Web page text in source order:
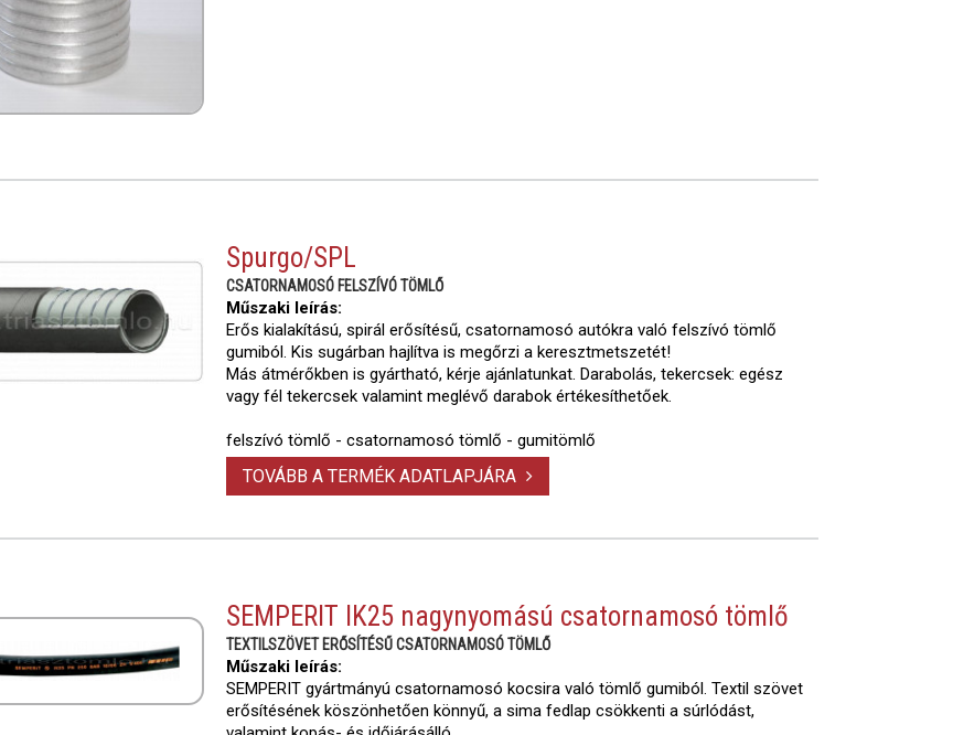
Spurgo/SPL
CSATORNAMOSÓ FELSZÍVÓ TÖMLŐ
Műszaki leírás:
Erős kialakítású, spirál erősítésű, csatornamosó autókra való felszívó tömlő
gumiból. Kis sugárban hajlítva is megőrzi a keresztmetszetét!
Más átmérőkben is gyártható, kérje ajánlatunkat. Darabolás, tekercsek: egész
vagy fél tekercsek valamint meglévő darabok értékesíthetőek.
felszívó tömlő - csatornamosó tömlő - gumitömlő
TOVÁBB A TERMÉK ADATLAPJÁRA
SEMPERIT IK25 nagynyomású csatornamosó tömlő
TEXTILSZÖVET ERŐSÍTÉSŰ CSATORNAMOSÓ TÖMLŐ
Műszaki leírás:
SEMPERIT gyártmányú csatornamosó kocsira való tömlő gumiból. Textil szövet
erősítésének köszönhetően könnyű, a sima fedlap csökkenti a súrlódást,